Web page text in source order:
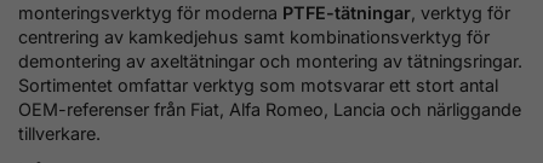
monteringsverktyg för moderna PTFE-tätningar, verktyg för
centrering av kamkedjehus samt kombinationsverktyg för
demontering av axeltätningar och montering av tätningsringar.
Sortimentet omfattar verktyg som motsvarar ett stort antal
OEM-referenser från Fiat, Alfa Romeo, Lancia och närliggande
tillverkare.